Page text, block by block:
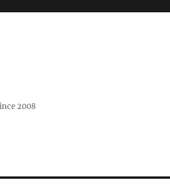
2008